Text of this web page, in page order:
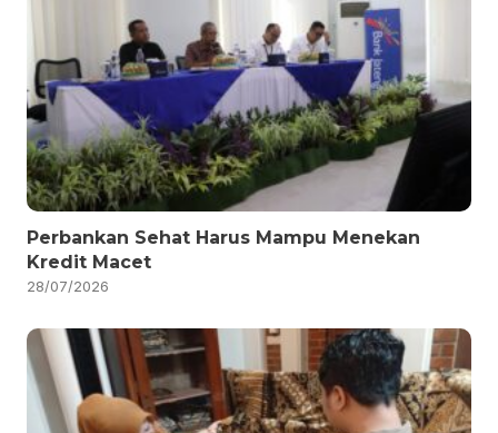
Perbankan Sehat Harus Mampu Menekan
Kredit Macet
28/07/2026